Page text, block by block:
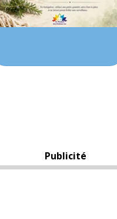
Publicité